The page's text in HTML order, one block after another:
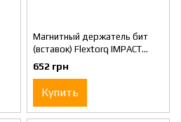
Магнитный держатель бит
(вставок) Flextorq IMPACT
DeWALT DT7524
652 грн
Купить